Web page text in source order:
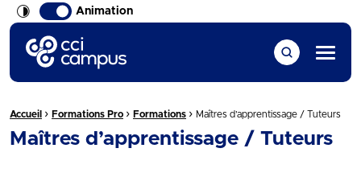
Animation
CCI Campus La formation qui vous ressemble
Menu
Fil d'Ariane :
Accueil › Formations Pro › Formations › Maîtres d’apprentissage / Tuteurs
Maîtres d’apprentissage / Tuteurs